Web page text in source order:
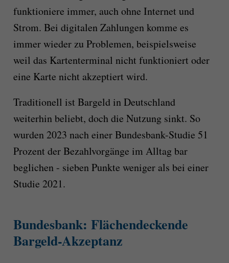
funktioniere immer, auch ohne Internet und
Strom. Bei digitalen Zahlungen komme es
immer wieder zu Problemen, beispielsweise
weil das Kartenterminal nicht funktioniert oder
eine Karte nicht akzeptiert wird.
Traditionell ist Bargeld in Deutschland
weiterhin beliebt, doch die Nutzung sinkt. So
wurden 2023 nach einer Bundesbank-Studie 51
Prozent der Bezahlvorgänge im Alltag bar
beglichen - sieben Punkte weniger als bei einer
Studie 2021.
Bundesbank: Flächendeckende
Bargeld-Akzeptanz